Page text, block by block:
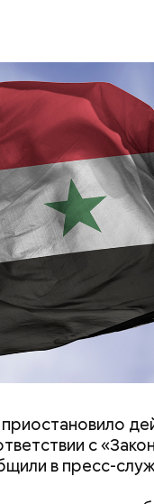
с
в пресс-
к уже
который
Балмер также
его богатства.
по
«В